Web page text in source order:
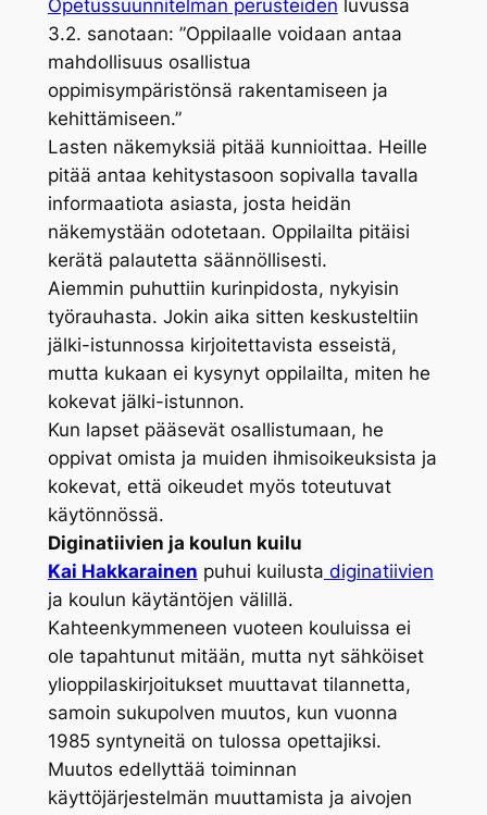
Opetussuunnitelman perusteiden luvussa
3.2. sanotaan: ”Oppilaalle voidaan antaa
mahdollisuus osallistua
oppimisympäristönsä rakentamiseen ja
kehittämiseen.”
Lasten näkemyksiä pitää kunnioittaa. Heille
pitää antaa kehitystasoon sopivalla tavalla
informaatiota asiasta, josta heidän
näkemystään odotetaan. Oppilailta pitäisi
kerätä palautetta säännöllisesti.
Aiemmin puhuttiin kurinpidosta, nykyisin
työrauhasta. Jokin aika sitten keskusteltiin
jälki-istunnossa kirjoitettavista esseistä,
mutta kukaan ei kysynyt oppilailta, miten he
kokevat jälki-istunnon.
Kun lapset pääsevät osallistumaan, he
oppivat omista ja muiden ihmisoikeuksista ja
kokevat, että oikeudet myös toteutuvat
käytönnössä.
Diginatiivien ja koulun kuilu
Kai Hakkarainen puhui kuilusta diginatiivien
ja koulun käytäntöjen välillä.
Kahteenkymmeneen vuoteen kouluissa ei
ole tapahtunut mitään, mutta nyt sähköiset
ylioppilaskirjoitukset muuttavat tilannetta,
samoin sukupolven muutos, kun vuonna
1985 syntyneitä on tulossa opettajiksi.
Muutos edellyttää toiminnan
käyttöjärjestelmän muuttamista ja aivojen